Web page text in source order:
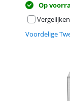
Op
Vergelijken
Voordelige